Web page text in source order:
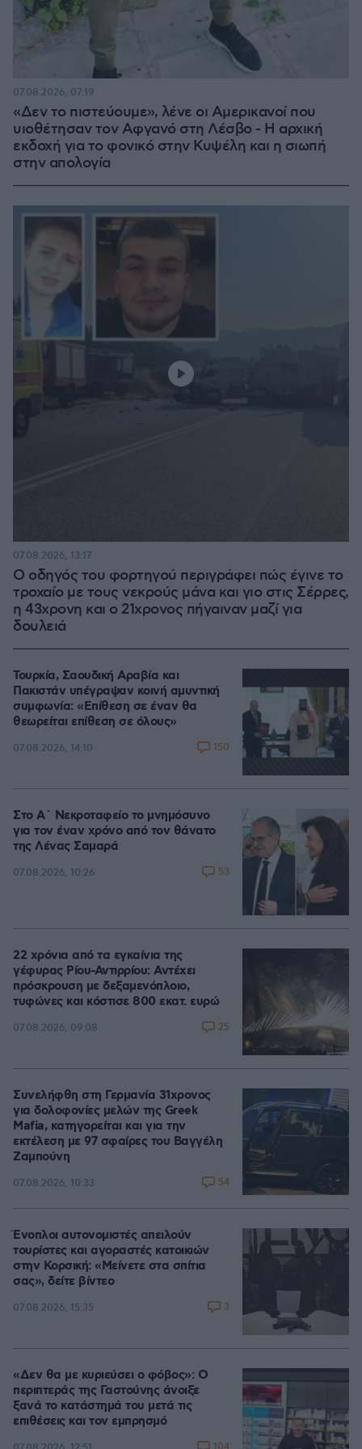
«Δεν το πιστεύουμε», λένε οι Αμερικανοί που
υιοθέτησαν τον Αφγανό στη Λέσβο - Η αρχική
εκδοχή για το φονικό στην Κυψέλη και η σιωπή
στην απολογία
07.08.2026, 07:19
Ο οδηγός του φορτηγού περιγράφει πώς έγινε το
τροχαίο με τους νεκρούς μάνα και γιο στις Σέρρες,
η 43χρονη και ο 21χρονος πήγαιναν μαζί για
δουλειά
07.08.2026, 13:17
Τουρκία, Σαουδική Αραβία και
Πακιστάν υπέγραψαν κοινή αμυντική
συμφωνία: «Επίθεση σε έναν θα
θεωρείται επίθεση σε όλους»
07.08.2026, 14:10 150
Στο Α΄ Νεκροταφείο το μνημόσυνο
για τον έναν χρόνο από τον θάνατο
της Λένας Σαμαρά
07.08.2026, 10:26 53
22 χρόνια από τα εγκαίνια της
γέφυρας Ρίου-Αντιρρίου: Αντέχει
πρόσκρουση με δεξαμενόπλοιο,
τυφώνες και κόστισε 800 εκατ. ευρώ
07.08.2026, 09:08 25
Συνελήφθη στη Γερμανία 31χρονος
για δολοφονίες μελών της Greek
Mafia, κατηγορείται και για την
εκτέλεση με 97 σφαίρες του Βαγγέλη
Ζαμπούνη
07.08.2026, 10:33 54
Ένοπλοι αυτονομιστές απειλούν
τουρίστες και αγοραστές κατοικιών
στην Κορσική: «Μείνετε στα σπίτια
σας», δείτε βίντεο
07.08.2026, 15:35 3
«Δεν θα με κυριεύσει ο φόβος»: Ο
περιπτεράς της Γαστούνης άνοιξε
ξανά το κατάστημά του μετά τις
επιθέσεις και τον εμπρησμό